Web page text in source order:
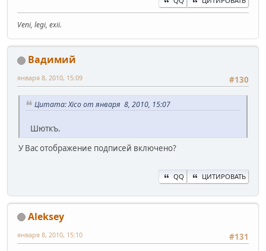
Veni, legi, exii.
Вадимий
#130
января 8, 2010, 15:09
Цитата: Xico от января 8, 2010, 15:07
Шюткъ.
У Вас отображение подписей включено?
QQ ЦИТИРОВАТЬ
Aleksey
#131
января 8, 2010, 15:10